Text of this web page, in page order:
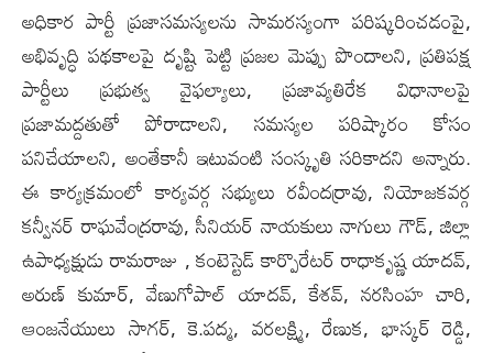
అధికార పార్టీ ప్రజాసమస్యలను సామరస్యంగా పరిష్కరించడంపై,
అభివృద్ధి పథకాలపై దృష్టి పెట్టి ప్రజల మెప్పు పొందాల‌ని, ప్రతిపక్ష
పార్టీలు ప్రభుత్వ వైఫల్యాలు, ప్రజావ్యతిరేక విధానాలపై
ప్రజామద్దతుతో పోరాడాల‌ని, సమస్యల పరిష్కారం కోసం
పనిచేయాల‌ని, అంతేకానీ ఇటువంటి సంస్కృతి సరికాదని అన్నారు.
ఈ కార్యక్రమంలో కార్యవర్గ సభ్యులు రవీందర్రావు, నియోజకవర్గ
కన్వీనర్ రాఘవేంద్రరావు, సీనియర్ నాయకులు నాగులు గౌడ్, జిల్లా
ఉపాధ్యక్షుడు రామరాజు , కంటెస్టెడ్ కార్పొరేటర్ రాధాకృష్ణ యాదవ్,
అరుణ్ కుమార్, వేణుగోపాల్ యాదవ్, కేశవ్, నరసింహ చారి,
ఆంజనేయులు సాగర్, కె.పద్మ, వరలక్ష్మి, రేణుక, భాస్కర్ రెడ్డి,